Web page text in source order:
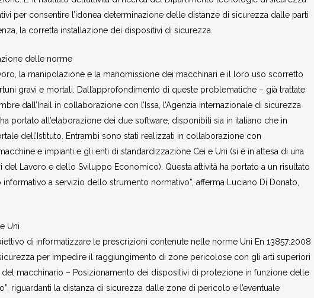
per consentire l’idonea determinazione delle distanze di sicurezza dalle parti
la corretta installazione dei dispositivi di sicurezza.
delle norme
la manipolazione e la manomissione dei macchinari e il loro uso scorretto
gravi e mortali. Dall’approfondimento di queste problematiche – già trattate
dall’Inail in collaborazione con l’Issa, l’Agenzia internazionale di sicurezza
portato all’elaborazione dei due software, disponibili sia in italiano che in
dell’Istituto. Entrambi sono stati realizzati in collaborazione con
e impianti e gli enti di standardizzazione Cei e Uni (si è in attesa di una
Lavoro e dello Sviluppo Economico). Questa attività ha portato a un risultato
a servizio dello strumento normativo”, afferma Luciano Di Donato,
Uni
di informatizzare le prescrizioni contenute nelle norme Uni En 13857:2008
per impedire il raggiungimento di zone pericolose con gli arti superiori
del macchinario – Posizionamento dei dispositivi di protezione in funzione delle
riguardanti la distanza di sicurezza dalle zone di pericolo e l’eventuale